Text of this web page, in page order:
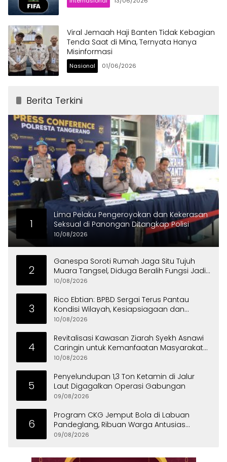
Viral Jemaah Haji Banten Tidak Kebagian
Tenda Saat di Mina, Ternyata Hanya
Misinformasi
Nasional 01/06/2026
Berita Terkini
1
Lima Pelaku Pengeroyokan dan Kekerasan
Seksual di Panongan Ditangkap Polisi
10/08/2026
2
Ganespa Soroti Rumah Jaga Situ Tujuh
Muara Tangsel, Diduga Beralih Fungsi Jadi
Tempat Usaha
10/08/2026
3
Rico Ebtian: BPBD Sergai Terus Pantau
Kondisi Wilayah, Kesiapsiagaan dan
Respons Cepat Jadi Prioritas
10/08/2026
4
Revitalisasi Kawasan Ziarah Syekh Asnawi
Caringin untuk Kemanfaatan Masyarakat
dan Menjaga Nilai Sejarah
10/08/2026
5
Penyelundupan 1,3 Ton Ketamin di Jalur
Laut Digagalkan Operasi Gabungan
09/08/2026
6
Program CKG Jemput Bola di Labuan
Pandeglang, Ribuan Warga Antusias
Periksa Kesehatan
09/08/2026